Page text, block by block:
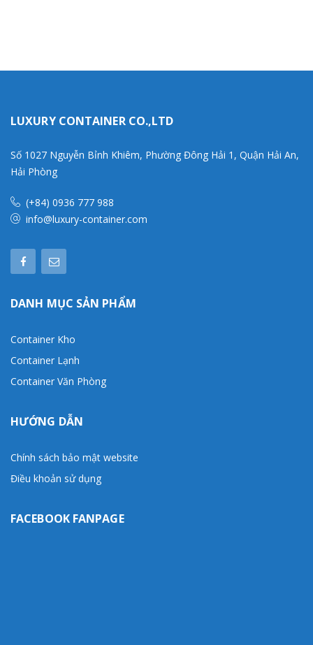
LUXURY CONTAINER CO.,LTD
Số 1027 Nguyễn Bỉnh Khiêm, Phường Đông Hải 1, Quận Hải An,
Hải Phòng
(+84) 0936 777 988
info@luxury-container.com
DANH MỤC SẢN PHẨM
Container Kho
Container Lạnh
Container Văn Phòng
HƯỚNG DẪN
Chính sách bảo mật website
Điều khoản sử dụng
FACEBOOK FANPAGE